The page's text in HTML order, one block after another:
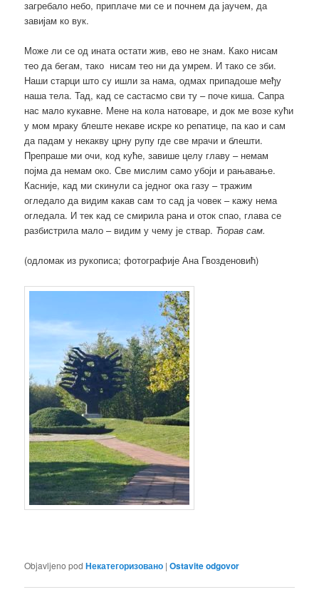
загребало небо, приплаче ми се и почнем да јаучем, да
завијам ко вук.
Може ли се од ината остати жив, ево не знам. Како нисам
тео да бегам, тако нисам тео ни да умрем. И тако се зби.
Наши старци што су ишли за нама, одмах припадоше међу
наша тела. Тад, кад се састасмо сви ту – поче киша. Сапра
нас мало кукавне. Мене на кола натоваре, и док ме возе кући
у мом мраку блеште некаве искре ко репатице, па као и сам
да падам у некакву црну рупу где све мрачи и блешти.
Препраше ми очи, код куће, завише целу главу – немам
појма да немам око. Све мислим само убоји и рањавање.
Касније, кад ми скинули са једног ока газу – тражим
огледало да видим какав сам то сад ја човек – кажу нема
огледала. И тек кад се смирила рана и оток спао, глава се
разбистрила мало – видим у чему је ствар. Ћорав сам.
(одломак из рукописа; фотографије Ана Гвозденовић)
Objavljeno pod Некатегоризовано |Ostavite odgovor